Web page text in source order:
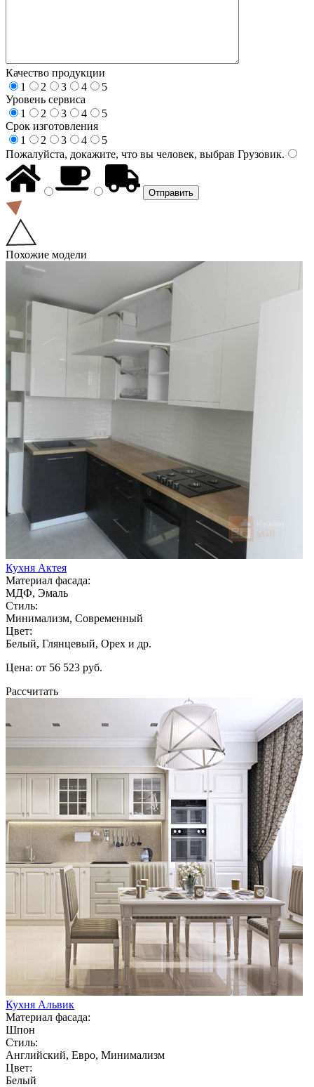
Качество продукции
1
2 3 4
5
Уровень сервиса
1
2 3 4
5
Срок изготовления
1
2 3 4
5
Пожалуйста, докажите, что вы человек, выбрав Грузовик.
Похожие модели
Кухня Актея
Материал фасада:
МДФ, Эмаль
Стиль:
Минимализм, Современный
Цвет:
Белый, Глянцевый, Орех и др.
Цена: от 56 523 руб.
Рассчитать
Кухня Альвик
Материал фасада:
Шпон
Стиль:
Английский, Евро, Минимализм
Цвет:
Белый